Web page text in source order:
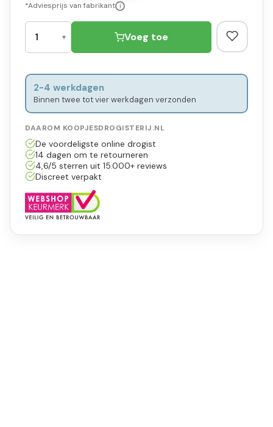
*Adviesprijs van fabrikant i
Voeg toe
2-4 werkdagen
Binnen twee tot vier werkdagen verzonden
DAAROM KOOPJESDROGISTERIJ.NL
De voordeligste online drogist
14 dagen om te retourneren
4,6/5 sterren uit 15.000+ reviews
Discreet verpakt